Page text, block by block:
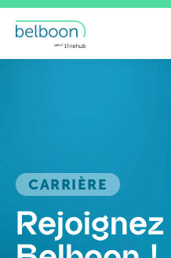
CARRIÈRE